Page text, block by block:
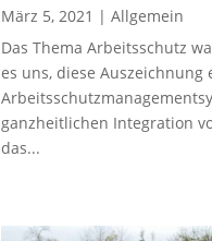
März 5, 2021 | Allgemein
Das Thema Arbeitsschutz
es uns, diese
ganzheitlichen Integration
das...